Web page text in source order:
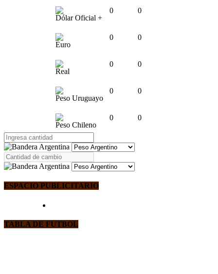
Dólar Oficial +
0 0
Euro
0 0
Real
0 0
Peso Uruguayo
0 0
Peso Chileno
0 0
ESPACIO PUBLICITARIO
TABLA DE FUTBOL